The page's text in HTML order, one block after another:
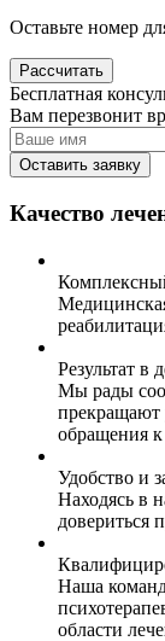
Оставьте номер
Рассчитать
Бесплатная
Вам перезвонит
Оставить заявку
Качество
Результат в
Мы рады
прекращают
обращения
Удобство и
Находясь в
довериться
Наша
области